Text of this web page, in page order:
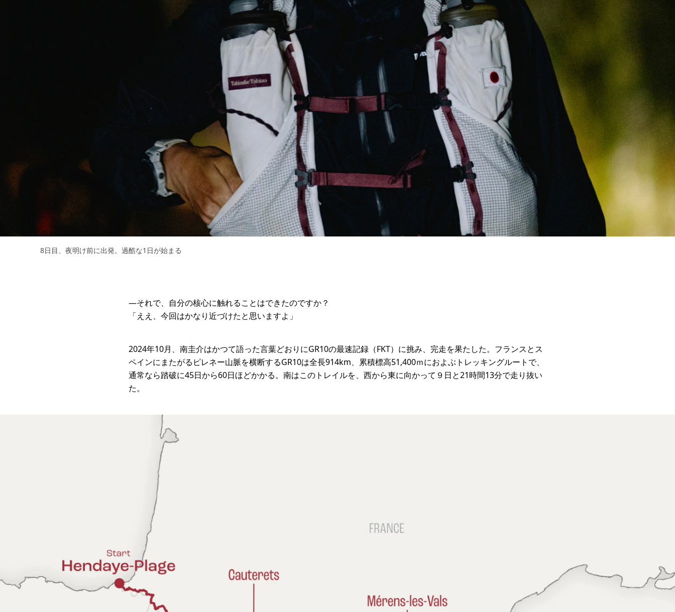
8日目、夜明け前に出発。過酷な1日が始まる
―それで、自分の核心に触れることはできたのですか？
「ええ、今回はかなり近づけたと思いますよ」
2024年10月、南圭介はかつて語った言葉どおりにGR10の最速記録（FKT）に挑み、完走を果たした。フランスとス
ペインにまたがるピレネー山脈を横断するGR10は全長914km、累積標高51,400ｍにおよぶトレッキングルートで、
通常なら踏破に45日から60日ほどかかる。南はこのトレイルを、西から東に向かって９日と21時間13分で走り抜い
た。